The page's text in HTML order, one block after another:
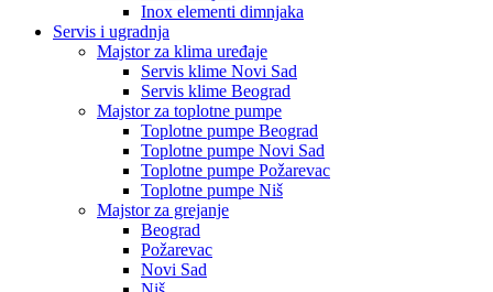
Inox elementi dimnjaka
Servis i ugradnja
Majstor za klima uređaje
Servis klime Novi Sad
Servis klime Beograd
Majstor za toplotne pumpe
Toplotne pumpe Beograd
Toplotne pumpe Novi Sad
Toplotne pumpe Požarevac
Toplotne pumpe Niš
Majstor za grejanje
Beograd
Požarevac
Novi Sad